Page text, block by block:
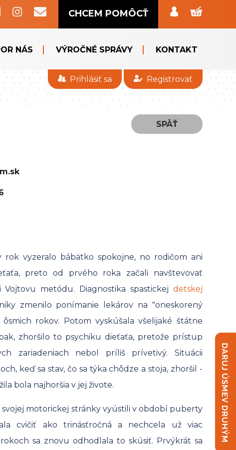
CHCEM POMÔCŤ
NÁS VÝROČNÉ SPRÁVY KONTAKT
Prihlásiť sa Registrovať
SPÄŤ
rok vyzeralo bábätko spokojne, no rodičom ani
preto od prvého roka začali navštevovať
metódu. Diagnostika spastickej detskej
zmenilo ponímanie lekárov na "oneskorený
rokov. Potom vyskúšala všelijaké štátne
zhoršilo to psychiku dieťaťa, pretože prístup
zariadeniach nebol príliš prívetivý. Situácii
keď sa stav, čo sa týka chôdze a stoja, zhoršil -
bola najhoršia v jej živote.
motorickej stránky vyústili v období puberty
cvičiť ako trinásťročná a nechcela už viac
sa znovu odhodlala to skúsiť. Prvýkrát sa